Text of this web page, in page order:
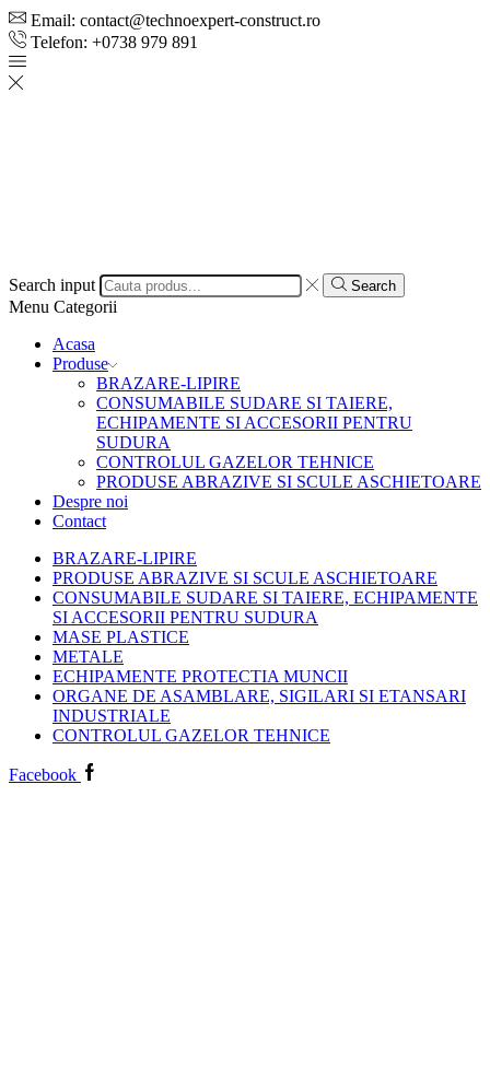
Email: contact@technoexpert-construct.ro
Telefon: +0738 979 891
Search input Search
Menu Categorii
Acasa
Produse
BRAZARE-LIPIRE
CONSUMABILE SUDARE SI TAIERE,
ECHIPAMENTE SI ACCESORII PENTRU
SUDURA
CONTROLUL GAZELOR TEHNICE
PRODUSE ABRAZIVE SI SCULE ASCHIETOARE
Despre noi
Contact
BRAZARE-LIPIRE
PRODUSE ABRAZIVE SI SCULE ASCHIETOARE
CONSUMABILE SUDARE SI TAIERE, ECHIPAMENTE
SI ACCESORII PENTRU SUDURA
MASE PLASTICE
METALE
ECHIPAMENTE PROTECTIA MUNCII
ORGANE DE ASAMBLARE, SIGILARI SI ETANSARI
INDUSTRIALE
CONTROLUL GAZELOR TEHNICE
Facebook